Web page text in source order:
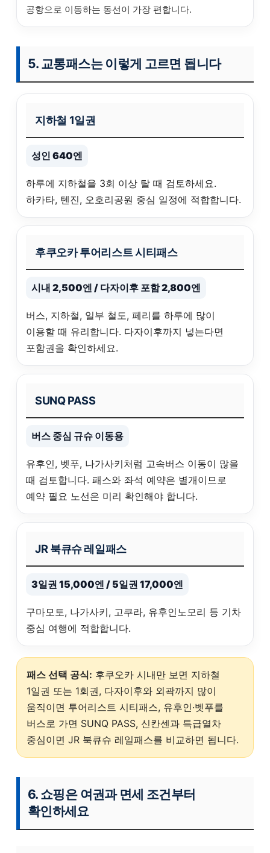
공항으로 이동하는 동선이 가장 편합니다.
5. 교통패스는 이렇게 고르면 됩니다
지하철 1일권
성인 640엔
하루에 지하철을 3회 이상 탈 때 검토하세요.
하카타, 텐진, 오호리공원 중심 일정에 적합합니다.
후쿠오카 투어리스트 시티패스
시내 2,500엔 / 다자이후 포함 2,800엔
버스, 지하철, 일부 철도, 페리를 하루에 많이
이용할 때 유리합니다. 다자이후까지 넣는다면
포함권을 확인하세요.
SUNQ PASS
버스 중심 규슈 이동용
유후인, 벳푸, 나가사키처럼 고속버스 이동이 많을
때 검토합니다. 패스와 좌석 예약은 별개이므로
예약 필요 노선은 미리 확인해야 합니다.
JR 북큐슈 레일패스
3일권 15,000엔 / 5일권 17,000엔
구마모토, 나가사키, 고쿠라, 유후인노모리 등 기차
중심 여행에 적합합니다.
패스 선택 공식: 후쿠오카 시내만 보면 지하철
1일권 또는 1회권, 다자이후와 외곽까지 많이
움직이면 투어리스트 시티패스, 유후인·벳푸를
버스로 가면 SUNQ PASS, 신칸센과 특급열차
중심이면 JR 북큐슈 레일패스를 비교하면 됩니다.
6. 쇼핑은 여권과 면세 조건부터
확인하세요